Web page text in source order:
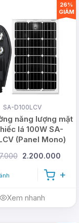
SA-D100LCV
năng lượng mặt
lá 100W SA-
(Panel Mono)
2.200.000
Xem nhanh
26%
GIẢM